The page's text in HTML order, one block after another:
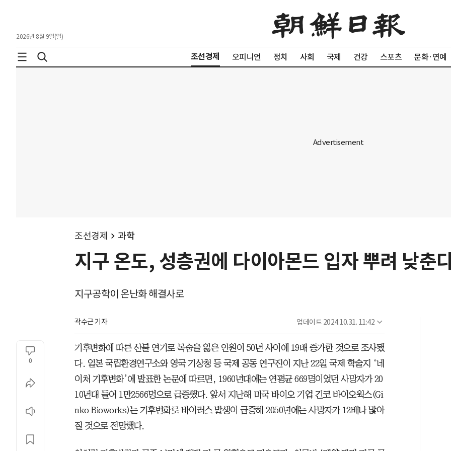
2026년 8월 9일(일)
조선경제 오피니언 정치 사회 국제 건강 스포츠 문화·연예
조선경제 과학
지구 온도, 성층권에 다이아몬드 입자 뿌려 낮춘
지구공학이 온난화 해결사로
곽수근 기자 업데이트 2024.10.31. 11:42
0
기후변화에 따른 산불 연기로 목숨을 잃은 인원이 50년 사이에 19배 증가한 것으로 조사됐
다. 일본 국립환경연구소와 영국 기상청 등 국제 공동 연구진이 지난 22일 국제 학술지 ‘네
이처 기후변화’에 발표한 논문에 따르면, 1960년대에는 연평균 669명이었던 사망자가 20
10년대 들어 1만2566명으로 급증했다. 앞서 지난해 미국 바이오 기업 긴코 바이오웍스(Gi
nko Bioworks)는 기후변화로 바이러스 발생이 급증해 2050년에는 사망자가 12배나 많아
질 것으로 전망했다.